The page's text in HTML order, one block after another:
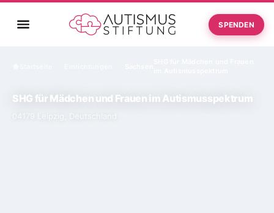
SPENDEN
SHG für Mädchen und Frauen im Autismusspektrum
04179 Leipzig, Deutschland